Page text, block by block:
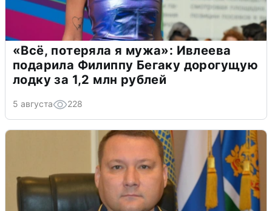
«Всё, потеряла я мужа»: Ивлеева
подарила Филиппу Бегаку дорогущую
лодку за 1,2 млн рублей
5 августа 228